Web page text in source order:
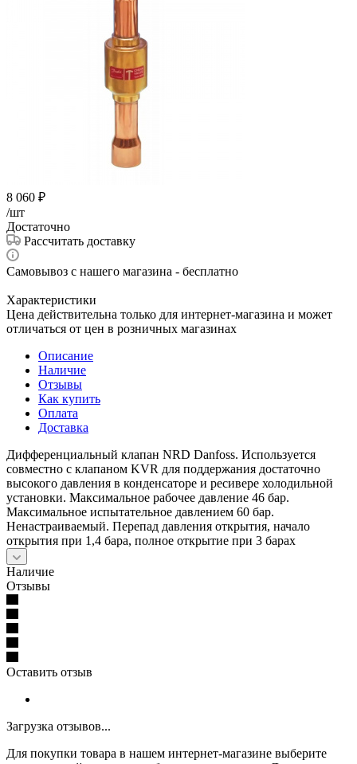
8 060 ₽
/шт
Достаточно
Рассчитать доставку
Самовывоз с нашего магазина - бесплатно
Характеристики
Цена действительна только для интернет-магазина и может
отличаться от цен в розничных магазинах
Описание
Наличие
Отзывы
Как купить
Оплата
Доставка
Дифференциальный клапан NRD Danfoss. Используется
совместно с клапаном KVR для поддержания достаточно
высокого давления в конденсаторе и ресивере холодильной
установки. Максимальное рабочее давление 46 бар.
Максимальное испытательное давлением 60 бар.
Ненастраиваемый. Перепад давления открытия, начало
открытия при 1,4 бара, полное открытие при 3 барах
Наличие
Отзывы
Оставить отзыв
Загрузка отзывов...
Для покупки товара в нашем интернет-магазине выберите